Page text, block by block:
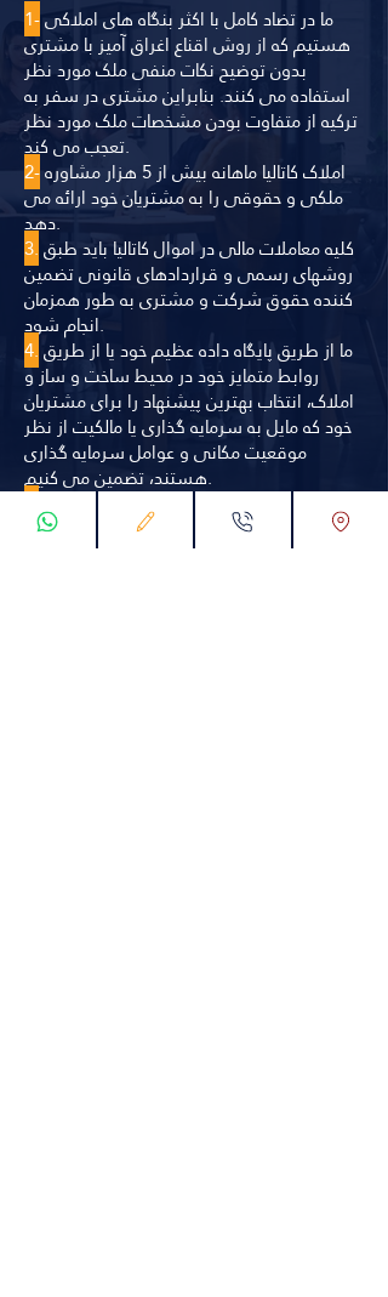
1-
هستیم که از روش اقناع اغراق آمیز با مشتری
بدون توضیح نکات منفی ملک مورد نظر
استفاده می کنند. بنابراین مشتری در سفر به
ترکیه از متفاوت بودن مشخصات ملک مورد نظر
تعجب می کند.
2-
ملکی و حقوقی را به مشتریان خود ارائه می
دهد.
3.
روشهای رسمی و قراردادهای قانونی تضمین
کننده حقوق شرکت و مشتری به طور همزمان
انجام شود.
4.
روابط متمایز خود در محیط ساخت و ساز و
املاک، انتخاب بهترین پیشنهاد را برای مشتریان
خود که مایل به سرمایه گذاری یا مالکیت از نظر
موقعیت مکانی و عوامل سرمایه گذاری
هستند، تضمین می کنیم.
5.Kataliya Propert دارای یک تیم مهندسی و
مشاوره تخصصی با رویه های مطالعاتی دقیق
برای به دست آوردن مناسب ترین فرصت ها و